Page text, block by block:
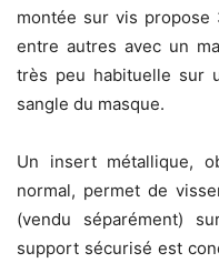
montée sur vis
entre autres avec un
très peu habituelle sur
sangle du masque.
Un insert métallique,
normal, permet de
(vendu séparément)
support sécurisé est